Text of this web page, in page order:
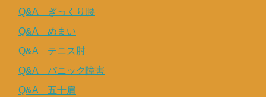
Q&A ぎっくり腰
Q&A めまい
Q&A テニス肘
Q&A パニック障害
Q&A 五十肩